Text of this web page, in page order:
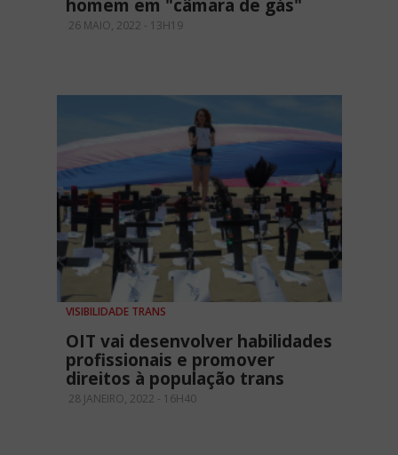
homem em "câmara de gás"
26 MAIO, 2022 - 13H19
VISIBILIDADE TRANS
OIT vai desenvolver habilidades
profissionais e promover
direitos à população trans
28 JANEIRO, 2022 - 16H40